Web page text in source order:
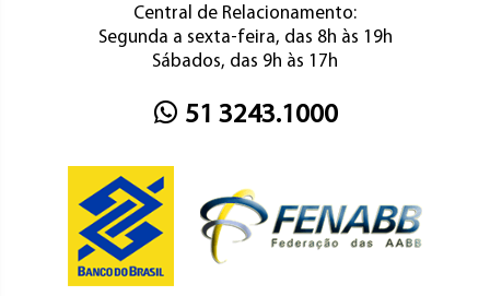
Central de Relacionamento:
Segunda a sexta-feira, das 8h às 19h
Sábados, das 9h às 17h
51 3243.1000